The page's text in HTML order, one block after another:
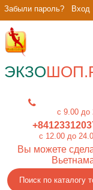
Забыли пароль? Вход
ЭКЗО
c 9.00
c 12.00 до
Вы можете